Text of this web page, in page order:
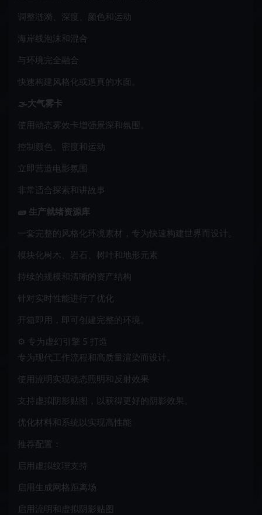
调整涟漪、深度、颜色和运动
海岸线泡沫和混合
与环境完全融合
快速构建风格化或逼真的水面。
🌫️大气雾卡
使用动态雾效卡增强景深和氛围。
控制颜色、密度和运动
立即营造电影氛围
非常适合探索和讲故事
🧱 生产就绪资源库
一套完整的风格化环境素材，专为快速构建世界而设计。
模块化树木、岩石、树叶和地形元素
持续的规模和清晰的资产结构
针对实时性能进行了优化
开箱即用，即可创建完整的环境。
⚙️ 专为虚幻引擎 5 打造
专为现代工作流程和高质量渲染而设计。
使用流明实现动态照明和反射效果
支持虚拟阴影贴图，以获得更好的阴影效果。
优化材料和系统以实现高性能
推荐配置：
启用虚拟纹理支持
启用生成网格距离场
启用流明和虚拟阴影贴图